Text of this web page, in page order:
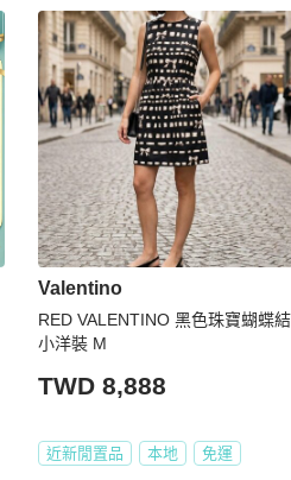
Valentino
RED VALENTINO 黑色珠寶蝴蝶結
小洋裝 M
TWD 8,888
近新閒置品 本地 免運